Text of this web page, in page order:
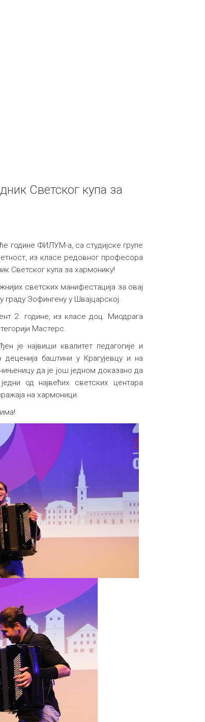
Светског купа за
године ФИЛУМ-а, са студијске групе
из класе редовног професора
Светског купа за хармонику!
светских манифестација за овај
граду Зофингену у Швајцарској.
2. године, из класе доц. Миодрага
Мастерс.
је највиши квалитет педагогије и
баштини у Крагујевцу и на
да је још једном доказано да
од највећих светских центара
на хармоници.